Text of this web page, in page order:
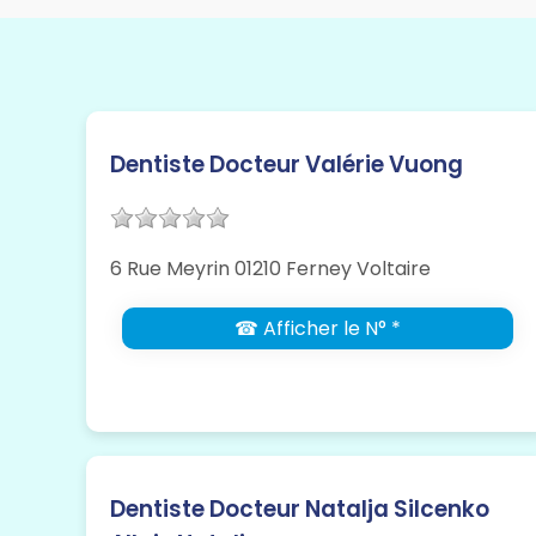
Dentiste Docteur Valérie Vuong
6 Rue Meyrin 01210 Ferney Voltaire
☎ Afficher le N° *
Dentiste Docteur Natalja Silcenko